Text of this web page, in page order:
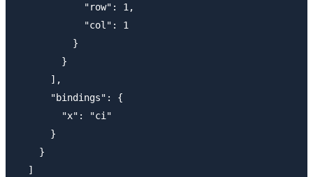
            "row": 1,
            "col": 1
          }
        }
      ],
      "bindings": {
        "x": "ci"
      }
    }
  ]